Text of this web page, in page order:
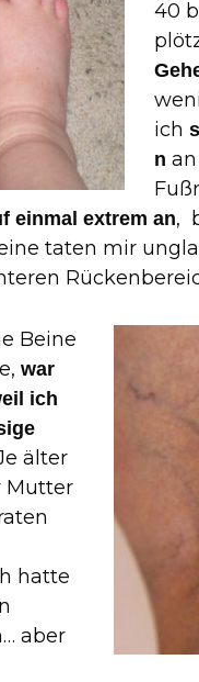
40
ich
n
einmal extrem an,
taten mir
Beine
war
ich
älter
Mutter
hatte
aber